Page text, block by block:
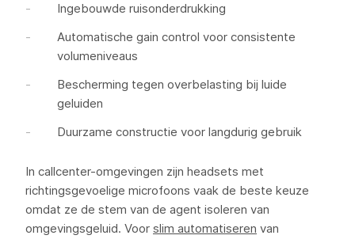
Ingebouwde ruisonderdrukking
Automatische gain control voor consistente
volumeniveaus
Bescherming tegen overbelasting bij luide
geluiden
Duurzame constructie voor langdurig gebruik
In callcenter-omgevingen zijn headsets met
richtingsgevoelige microfoons vaak de beste keuze
omdat ze de stem van de agent isoleren van
omgevingsgeluid. Voor slim automatiseren van